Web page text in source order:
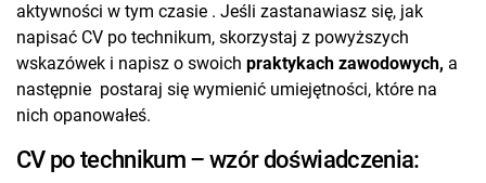
aktywności w tym czasie . Jeśli zastanawiasz się, jak
napisać CV po technikum, skorzystaj z powyższych
wskazówek i napisz o swoich praktykach zawodowych, a
następnie postaraj się wymienić umiejętności, które na
nich opanowałeś.
CV po technikum – wzór doświadczenia: